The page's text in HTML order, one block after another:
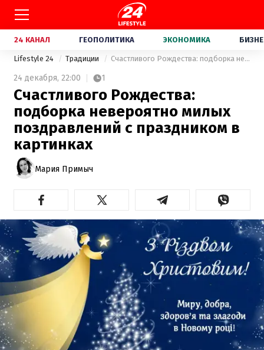
24 КАНАЛ ГЕОПОЛИТИКА ЭКОНОМИКА
Lifestyle 24 Традиции Счастливого Рождества: подборка невероятно милых поздравлений с праздником в картинках
24 декабря, 22:00 1
Счастливого Рождества:
подборка невероятно милых
поздравлений с праздником в
картинках
Мария Примыч